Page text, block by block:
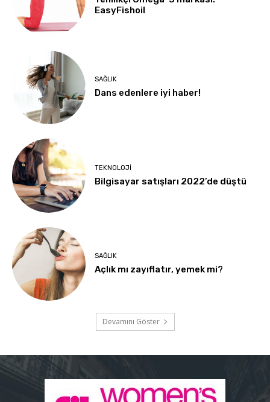
EasyFishoil
SAĞLIK
Dans edenlere iyi haber!
TEKNOLOJI
Bilgisayar satışları 2022’de düştü
SAĞLIK
Açlık mı zayıflatır, yemek mi?
Devamını Göster